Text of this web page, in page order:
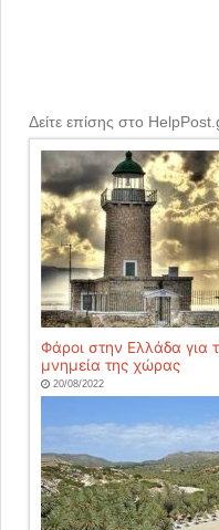
Δείτε επίσης στο
Φάροι στην Ελλάδα για
μνημεία της χώρας
20/08/2022